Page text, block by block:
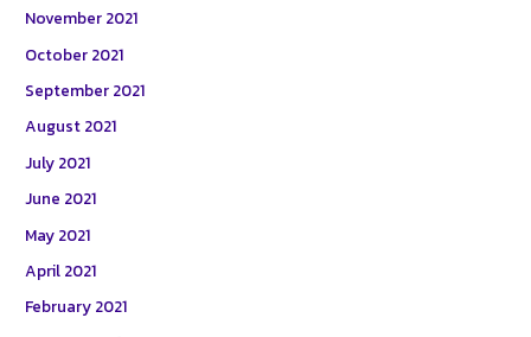
November 2021
October 2021
September 2021
August 2021
July 2021
June 2021
May 2021
April 2021
February 2021